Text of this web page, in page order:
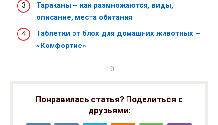
Тараканы – как размножаются, виды,
описание, места обитания
Таблетки от блох для домашних животных –
«Комфортис»
0
Понравилась статья? Поделиться с
друзьями: